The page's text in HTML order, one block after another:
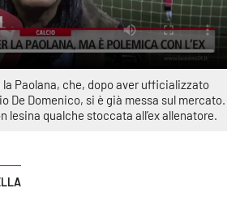
la Paolana, che, dopo aver ufficializzato
De Domenico, si è già messa sul mercato.
lesina qualche stoccata all’ex allenatore.